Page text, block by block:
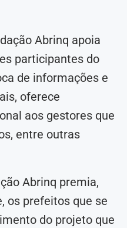
Abrinq apoia
participantes do
de informações e
oferece
aos gestores que
entre outras
Abrinq premia,
os prefeitos que se
do projeto que